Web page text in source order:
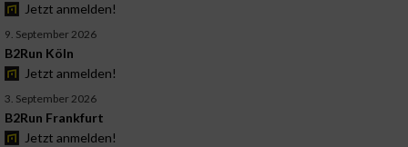
Jetzt anmelden!
9. September 2026
B2Run Köln
Jetzt anmelden!
3. September 2026
B2Run Frankfurt
Jetzt anmelden!